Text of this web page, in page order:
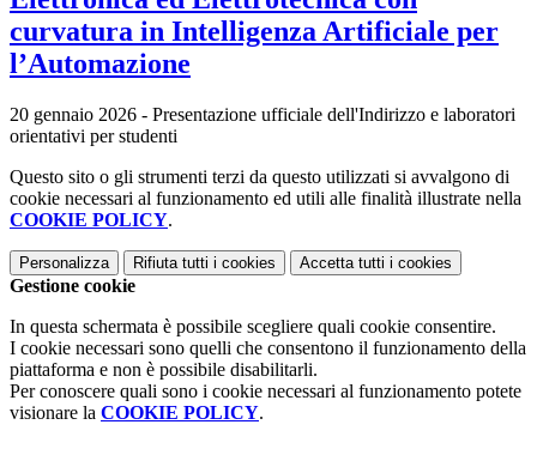
curvatura in Intelligenza Artificiale per
l’Automazione
20 gennaio 2026 - Presentazione ufficiale dell'Indirizzo e laboratori
orientativi per studenti
Questo sito o gli strumenti terzi da questo utilizzati si avvalgono di
cookie necessari al funzionamento ed utili alle finalità illustrate nella
COOKIE POLICY.
Personalizza Rifiuta tutti i cookies Accetta tutti i cookies
Gestione cookie
In questa schermata è possibile scegliere quali cookie consentire.
I cookie necessari sono quelli che consentono il funzionamento della
piattaforma e non è possibile disabilitarli.
Per conoscere quali sono i cookie necessari al funzionamento potete
visionare la COOKIE POLICY.